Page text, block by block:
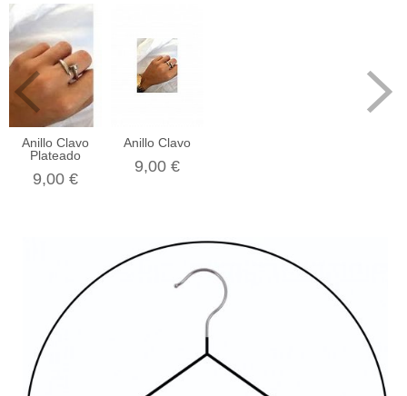
Anillo Clavo
Plateado
9,00 €
Anillo Clavo
9,00 €